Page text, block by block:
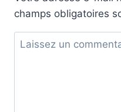
champs obligatoires